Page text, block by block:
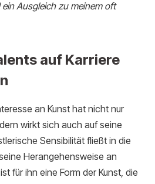
Ausgleich zu meinem oft
auf Karriere
an Kunst hat nicht nur
wirkt sich auch auf seine
Sensibilität fließt in die
Herangehensweise an
für ihn eine Form der Kunst, die